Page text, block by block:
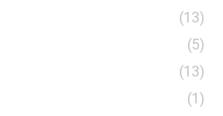
(13)
(5)
(13)
(1)